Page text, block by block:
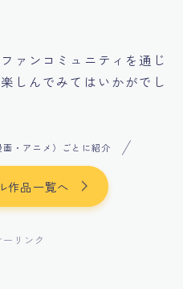
ァンコミュニティを通じ
しんでみてはいかがでし
・アニメ）ごとに紹介
作品一覧へ
リンク